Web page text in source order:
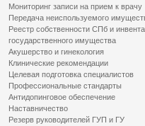
Мониторинг записи на прием к врачу
Передача неиспользуемого
Реестр собственности СПб и
государственного имущества
Акушерство и гинекология
Клинические рекомендации
Целевая подготовка специалистов
Профессиональные стандарты
Антидопинговое обеспечение
Наставничество
Резерв руководителей ГУП и ГУ